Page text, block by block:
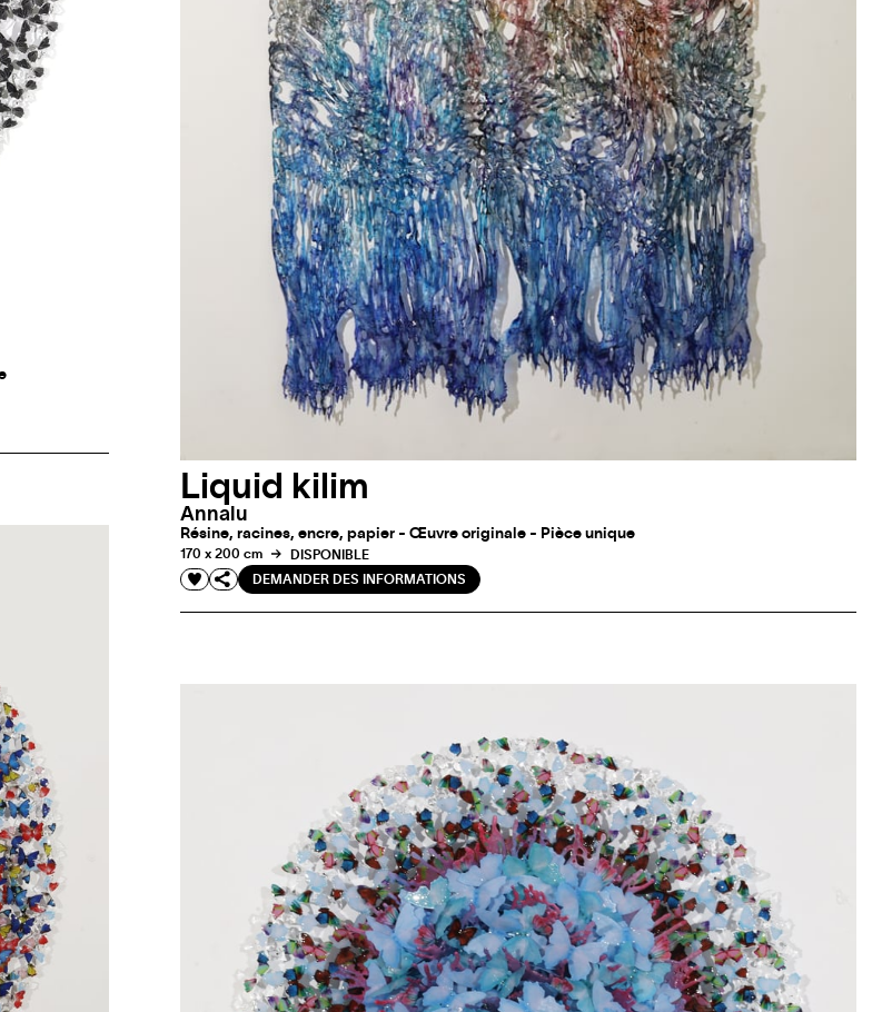
Liquid kilim
Annalu
Résine, racines, encre, papier - Œuvre originale - Pièce unique
170 x 200 cm
DISPONIBLE
DEMANDER DES INFORMATIONS